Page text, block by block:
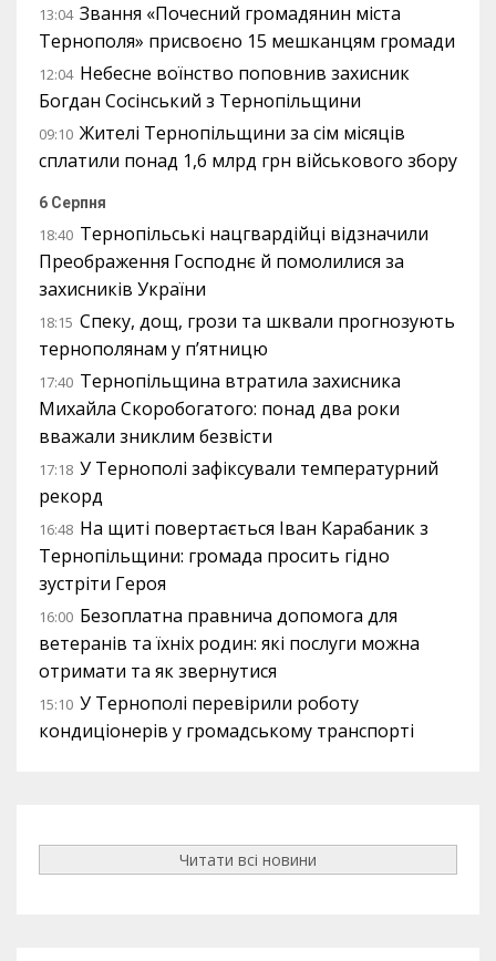
13:04 Звання «Почесний громадянин міста
Тернополя» присвоєно 15 мешканцям громади
12:04 Небесне воїнство поповнив захисник
Богдан Сосінський з Тернопільщини
09:10 Жителі Тернопільщини за сім місяців
сплатили понад 1,6 млрд грн військового збору
6 Серпня
18:40 Тернопільські нацгвардійці відзначили
Преображення Господнє й помолилися за
захисників України
18:15 Спеку, дощ, грози та шквали прогнозують
тернополянам у п’ятницю
17:40 Тернопільщина втратила захисника
Михайла Скоробогатого: понад два роки
вважали зниклим безвісти
17:18 У Тернополі зафіксували температурний
рекорд
16:48 На щиті повертається Іван Карабаник з
Тернопільщини: громада просить гідно
зустріти Героя
16:00 Безоплатна правнича допомога для
ветеранів та їхніх родин: які послуги можна
отримати та як звернутися
15:10 У Тернополі перевірили роботу
кондиціонерів у громадському транспорті
Читати всі новини